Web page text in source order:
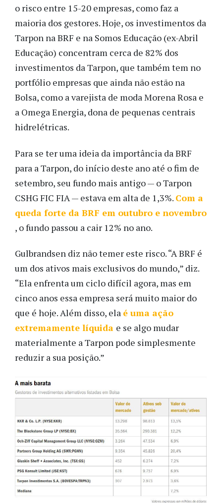
o risco entre 15-20 empresas, como faz a
maioria dos gestores. Hoje, os investimentos da
Tarpon na BRF e na Somos Educação (ex-Abril
Educação) concentram cerca de 82% dos
investimentos da Tarpon, que também tem no
portfólio empresas que ainda não estão na
Bolsa, como a varejista de moda Morena Rosa e
a Omega Energia, dona de pequenas centrais
hidrelétricas.
Para se ter uma ideia da importância da BRF
para a Tarpon, do início deste ano até o fim de
setembro, seu fundo mais antigo — o Tarpon
CSHG FIC FIA — estava em alta de 1,3%. Com a
queda forte da BRF em outubro e novembro
, o fundo passou a cair 12% no ano.
Gulbrandsen diz não temer este risco. “A BRF é
um dos ativos mais exclusivos do mundo,” diz.
“Ela enfrenta um ciclo difícil agora, mas em
cinco anos essa empresa será muito maior do
que é hoje. Além disso, ela é uma ação
extremamente líquida e se algo mudar
materialmente a Tarpon pode simplesmente
reduzir a sua posição.”